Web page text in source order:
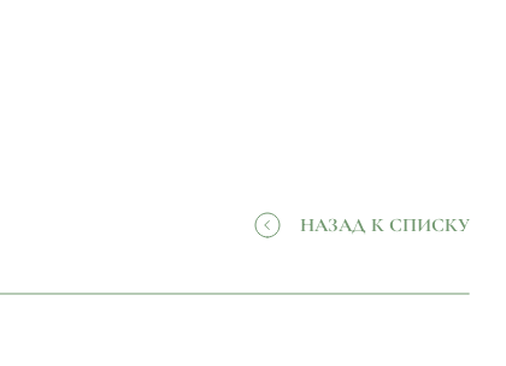
НАЗАД К СПИСКУ